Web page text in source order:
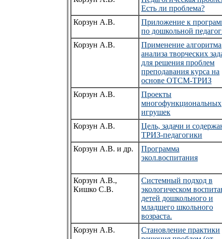
Есть ли проблема?
Корзун А.В.
Приложение к
по дошкольной
Корзун А.В.
Применение алгоритма
анализа творческих
для решения проблем
преподавания курса на
основе ОТСМ-ТРИЗ
Корзун А.В.
Проекты
многофункциональных
игрушек
Корзун А.В.
Цель, задачи и
ТРИЗ-педагогики
Корзун А.В. и др.
Программа
экол.воспитания
Корзун А.В.,
Кишко С.В.
Системный подход в
экологическом
детей дошкольного и
младшего школьного
возраста.
Корзун А.В.
Становление практики